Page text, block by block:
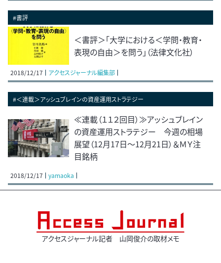
#書評
＜書評＞「大学における＜学問・教育・
表現の自由＞を問う」（法律文化社）
2018/12/17 アクセスジャーナル編集部
#＜連載＞アッシュブレインの資産運用ストラテジー
≪連載（１１２回目）≫アッシュブレイン
の資産運用ストラテジー 今週の相場
展望（12月17日～12月21日）＆ＭＹ注
目銘柄
2018/12/17 yamaoka
アクセスジャーナル記者 山岡俊介の取材メモ